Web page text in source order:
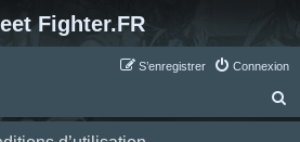
Fighter.FR
Connexion
S’enregistrer
e